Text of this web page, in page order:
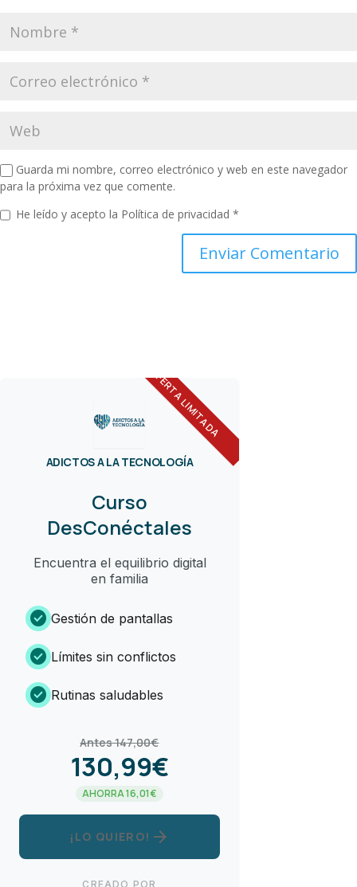
Guarda mi nombre, correo electrónico y web en este navegador
para la próxima vez que comente.
He leído y acepto la Política de privacidad *
OFERTA LIMITADA
ADICTOS A LA TECNOLOGÍA
Curso
DesConéctales
Encuentra el equilibrio digital
en familia
check_circle Gestión de pantallas
check_circle Límites sin conflictos
check_circle Rutinas saludables
Antes 147,00€
130,99€
AHORRA 16,01€
¡LO QUIERO! arrow_forward
CREADO POR